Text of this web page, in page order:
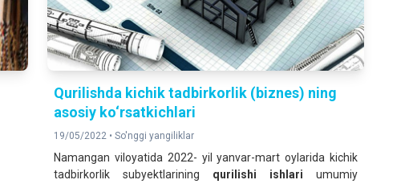
Qurilishda kichik tadbirkorlik (biznes) ning
asosiy ko‘rsatkichlari
19/05/2022 •So'nggi yangiliklar
Namangan viloyatida 2022- yil yanvar-mart oylarida kichik
tadbirkorlik subyektlarining qurilishi ishlari umumiy